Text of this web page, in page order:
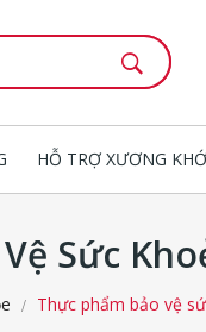
HỖ TRỢ XƯƠNG
Sức
Thực phẩm bảo vệ